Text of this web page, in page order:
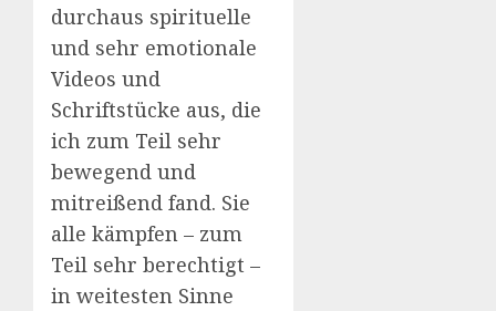
durchaus spirituelle
und sehr emotionale
Videos und
Schriftstücke aus, die
ich zum Teil sehr
bewegend und
mitreißend fand. Sie
alle kämpfen – zum
Teil sehr berechtigt –
in weitesten Sinne